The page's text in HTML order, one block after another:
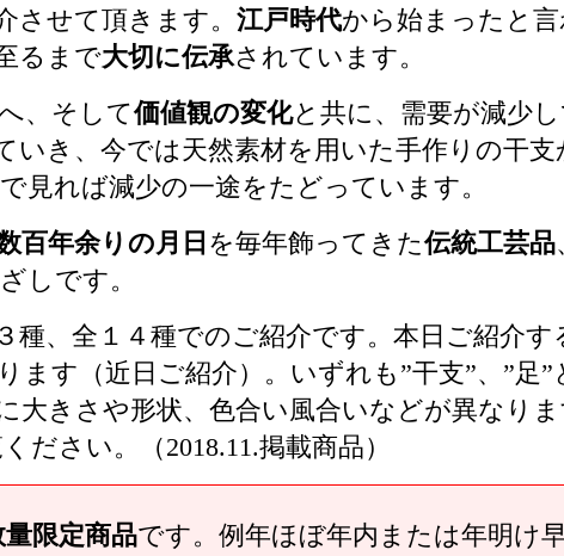
させて頂きます。 江戸時代から始まったと
るまで大切に伝承されています。
、そして価値観の変化と共に、需要が減少
いき、今では天然素材を用いた手作りの干
見れば減少の一途をたどっています。
百年余りの月日 を毎年飾ってきた伝統工芸品
しです。
、全１４種でのご紹介です。本日ご紹介す
ます（近日ご紹介）。いずれも”干支”、”足
大きさや形状、色合い風合いなどが異なり
さい。（2018.11.掲載商品）
限定商品です。例年ほぼ年内または年明け